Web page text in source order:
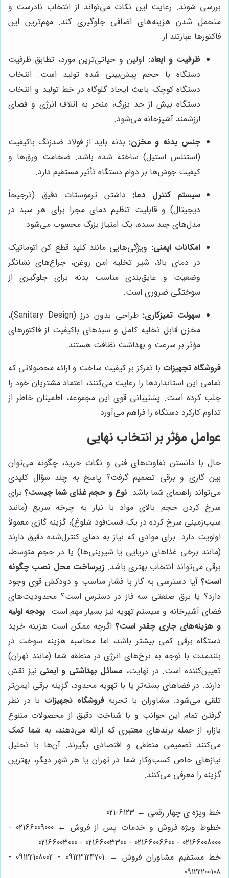
بررسی شوند. رعایت این نکات می‌تواند از انتخاب نادرست و
متحمل شدن هزینه‌های اضافی جلوگیری کند. مهم‌ترین این
فاکتورها عبارتند از:
ظرفیت و ابعاد: اولین و حیاتی‌ترین مورد، تطابق ظرفیت
دستگاه با حجم پیش‌بینی شده تولید است. انتخاب
دستگاه کوچک باعث ایجاد گلوگاه در خط تولید و انتخاب
دستگاه بیش از حد بزرگ، منجر به اتلاف انرژی و فضای
ارزشمند آشپزخانه می‌شود.
جنس بدنه و مخزن: بدنه باید از فولاد ضدزنگ باکیفیت
(استنلس استیل) ساخته شده باشد. ضخامت ورق‌ها و
کیفیت جوش‌ها بر دوام دستگاه تأثیر مستقیم دارد.
سیستم کنترل دما: داشتن ترموستات دقیق (ترجیحاً
دیجیتال) و قابلیت تنظیم دمای مجزا برای هر سبد در
مدل‌های چند سبده، یک امتیاز بزرگ محسوب می‌شود.
امکانات ایمنی: ویژگی‌هایی مانند کلید قطع کن اتوماتیک
در دمای بالا، شیر تخلیه امن روغن، چراغ‌های نشانگر
وضعیت و عایق‌بندی مناسب بدنه برای جلوگیری از
سوختگی ضروری است.
سهولت تمیزکاری:
طراحی بدون درز (Sanitary Design)،
مخزن قابل تخلیه کامل و سبدهای باکیفیت از فاکتورهای
مؤثر بر سرعت و بهداشت نظافت هستند.
فروشگاه تجهیزات با تمرکز بر کیفیت ساخت و ارائه محصولاتی که
تمامی این استانداردها را رعایت می‌کنند، اعتماد مشتریان خود را
جلب کرده است. پشتیبانی قوی این مجموعه، اطمینان خاطر از
تداوم کارکرد دستگاه را فراهم می‌آورد.
عوامل مؤثر بر انتخاب نهایی
حال با دانستن تفاوت‌های فنی و نکات خرید، چگونه می‌توان
بین گازی و برقی تصمیم گرفت؟ پاسخ به چند سؤال کلیدی
می‌تواند راهنمای شما باشد. نوع و حجم غذای شما چیست؟ برای
سرخ کردن حجم بالای مواد با نیاز به چرخه سریع (مانند
سیب‌زمینی سرخ کرده در یک فست‌فود شلوغ)، گزینه گازی معمولاً
اولویت دارد. برای موادی که نیاز به دمای کنترل‌شده دقیق دارند
(مانند برخی غذاهای دریایی یا شیرینی‌ها) یا در حجم متوسط،
برقی می‌تواند انتخاب بهتری باشد. زیرساخت محل نصب چگونه
است؟ آیا دسترسی به گاز با فشار مناسب و دودکش قوی وجود
دارد؟ یا برق صنعتی سه فاز در دسترس است؟ محدودیت‌های
فضای آشپزخانه و سیستم تهویه نیز بسیار مهم است. بودجه اولیه
و هزینه‌های جاری چقدر است؟ اگرچه ممکن است هزینه خرید
دستگاه برقی کمی بیشتر باشد، اما محاسبه هزینه سوخت در
بلندمدت با توجه به نرخ‌های انرژی در منطقه شما (مانند تهران)
تعیین‌کننده است. در نهایت، مسائل بهداشتی و ایمنی نیز نقش
دارند. در فضاهای بسته‌تر یا با تهویه محدود، گزینه برقی ایمن‌تر
تلقی می‌شود. مشاوران با تجربه فروشگاه تجهیزات با در نظر
گرفتن تمام این جوانب و با شناخت دقیق از محصولات متنوع
بازار، از جمله برندهای معتبری که ارائه می‌دهند، به شما کمک
می‌کنند تصمیمی منطقی و اقتصادی بگیرند. آن‌ها با تحلیل
نیازهای خاص کسب‌وکار شما در تهران یا هر شهر دیگر، بهترین
گزینه را معرفی می‌کنند.
خط ویژه ی چهار رقمی ← 6123-021
خطوط ویژه فروش و خدمات پس از فروش ← 02166009000 -
02166008000 - 02166006600 - 02166003300 - 02166003000
خط مستقیم مشاوران فروش ← 09123124701 - 09122108002 -
09122200108